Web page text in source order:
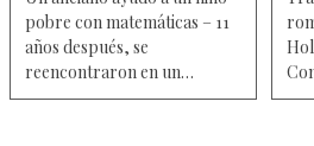
pobre con matemáticas – 11
años después, se
reencontraron en un
hospital